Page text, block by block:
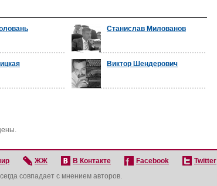
Станислав Милованов
Виктор Шендерович
ЖЖ В Контакте Facebook
Twitter
совпадает с мнением авторов.